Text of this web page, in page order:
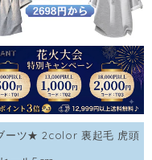
ーツ★ 2color 裏起毛 虎頭